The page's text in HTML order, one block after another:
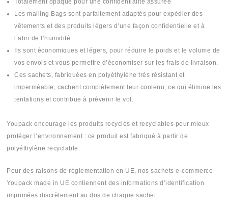
Totalement opaque pour une confidentialité assurée
Les mailing Bags sont parfaitement adaptés pour expédier des
vêtements et des produits légers d’une façon confidentielle et à
l’abri de l’humidité.
Ils sont économiques et légers, pour réduire le poids et le volume de
vos envois et vous permettre d’économiser sur les frais de livraison.
Ces sachets, fabriquées en polyéthylène très résistant et
imperméable, cachent complètement leur contenu, ce qui élimine les
tentations et contribue à prévenir le vol.
Youpack encourage les produits recyclés et recyclables pour mieux
protéger l’environnement : ce produit est fabriqué à partir de
polyéthylène recyclable.
Pour des raisons de réglementation en UE, nos sachets e-commerce
Youpack made in UE contiennent des informations d’identification
imprimées discrètement au dos de chaque sachet.